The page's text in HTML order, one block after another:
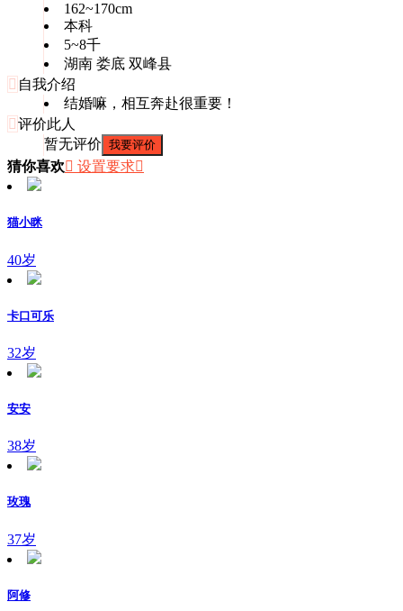
162~170cm
本科
5~8千
湖南 娄底 双峰县
 自我介绍
结婚嘛，相互奔赴很重要！
 评价此人
暂无评价 我要评价
猜你喜欢 设置要求
猫小眯
40岁
卡口可乐
32岁
安安
38岁
玫瑰
37岁
阿修